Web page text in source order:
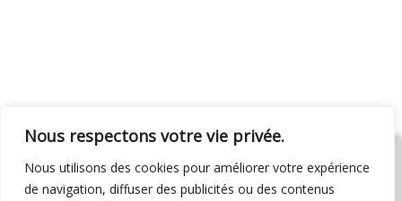
Nous respectons votre vie privée.
Nous utilisons des cookies pour améliorer votre expérience
de navigation, diffuser des publicités ou des contenus